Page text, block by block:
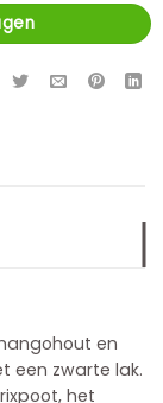
en
een zwarte lak.
het